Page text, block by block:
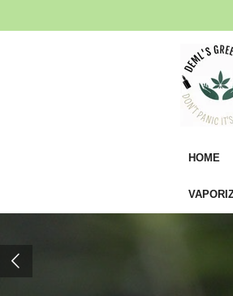
Hauptinhalt
HOME